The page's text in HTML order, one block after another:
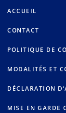
ACCUEIL
CONTACT
POLITIQUE DE
MODALITÉS ET
DÉCLARATION
MISE EN GARDE